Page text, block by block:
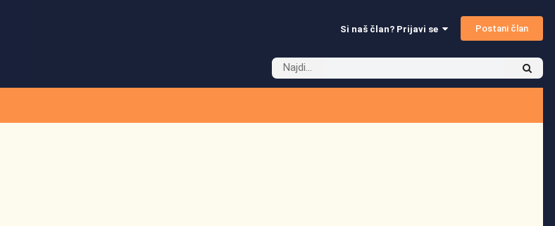
Si naš član? Prijavi se Postani član